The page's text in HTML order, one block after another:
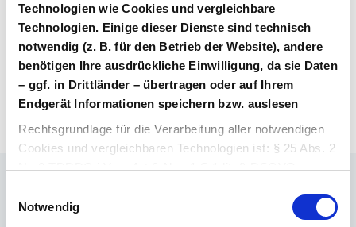
Technologien wie Cookies und vergleichbare
Technologien. Einige dieser Dienste sind technisch
notwendig (z. B. für den Betrieb der Website), andere
benötigen Ihre ausdrückliche Einwilligung, da sie Daten
– ggf. in Drittländer – übertragen oder auf Ihrem
Endgerät Informationen speichern bzw. auslesen
Rechtsgrundlage für die Verarbeitung aller notwendigen
Cookies und vergleichbaren Technologien ist: § 25 Abs. 2
Nr. 2 TDDDG i.V.m. Art 6 Abs. 1 S.1 lit. f) DSGVO.
Rechtsgrundlage für die Verarbeitung aller weiteren
Notwendig
Benutzerkonto? Dann können Sie sich hier
direkt registrieren.
Login Arzneimittel Konto erstellen
Ihr Ansprechpartner